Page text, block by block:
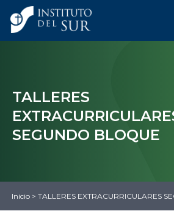
TALLERES
SEGUNDO BLOQUE
Inicio > TALLERES EXTRACURRICULARES